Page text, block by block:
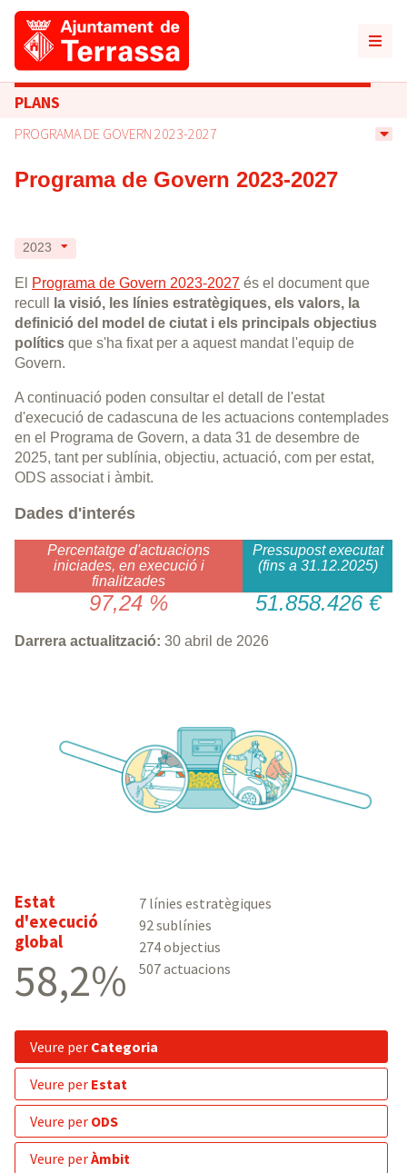
PLANS
PROGRAMA DE GOVERN 2023-2027
Programa de Govern 2023-2027
2023
El Programa de Govern 2023-2027 és el document que
recull
la visió, les línies estratègiques, els valors, la
definició del model de ciutat i els principals objectius
polítics que s'ha fixat per a aquest mandat l'equip de
Govern.
A continuació poden consultar el detall de l'estat
d'execució de cadascuna de les actuacions contemplades
en el Programa de Govern, a data 31 de desembre de
2025, tant per sublínia, objectiu, actuació, com per estat,
ODS associat i àmbit.
Dades d'interés
Percentatge d'actuacions
iniciades, en execució i
finalitzades
Pressupost executat
(fins a 31.12.2025)
97,24 % 51.858.426 €
Darrera actualització: 30 abril de 2026
Estat
d'execució
global
58,2%
7 línies estratègiques
92 sublínies
274 objectius
507 actuacions
veure per Categoria
veure per Estat
veure per ODS
veure perÀmbit